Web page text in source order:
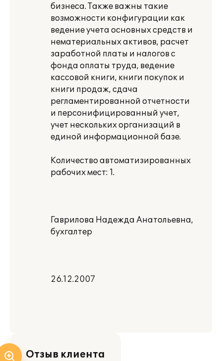
бизнеса. Также важны такие
возможности конфигурации как
ведение учета основных средств и
нематериальных активов, расчет
заработной платы и налогов с
фонда оплаты труда, ведение
кассовой книги, книги покупок и
книги продаж, сдача
регламентированной отчетности
и персонифицированный учет,
учет нескольких организаций в
единой информационной базе.
Количество автоматизированных
рабочих мест: 1.
Гаврилова Надежда Анатольевна,
бухгалтер
26.12.2007
Отзыв клиента